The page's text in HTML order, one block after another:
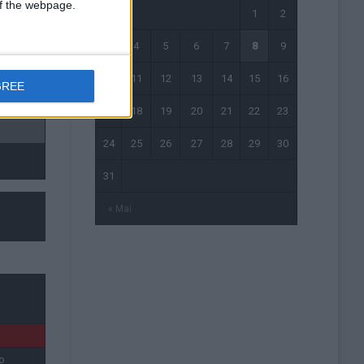
webpage.
53'
« Mai
1 2
4 5 6 7 8 9
11 12 13 14 15 16
18 19 20 21 22 23
24 25 26 27 28 29 30
31